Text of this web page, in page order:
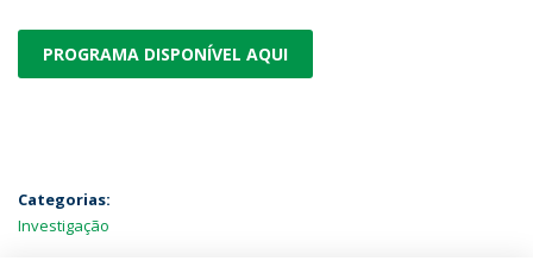
PROGRAMA DISPONÍVEL AQUI
Categorias:
Investigação